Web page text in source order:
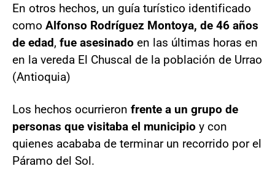
En otros hechos, un guía turístico identificado
como Alfonso Rodríguez Montoya, de 46 años
de edad, fue asesinado en las últimas horas en
en la vereda El Chuscal de la población de Urrao
(Antioquia)
Los hechos ocurrieron frente a un grupo de
personas que visitaba el municipio y con
quienes acababa de terminar un recorrido por el
Páramo del Sol.